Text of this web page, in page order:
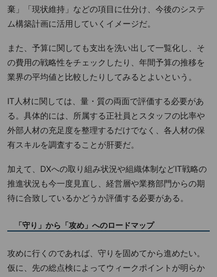
棄」「現状維持」などの項目に仕分け、今後のシステ
ム構築計画に活用していくイメージだ。
また、予算に関しても支出を洗い出して一覧化し、そ
の費用の戦略性をチェックしたり、年間予算の推移を
業界の平均値と比較したりしてみるとよいという。
IT人材に関しては、量・質の両面で評価する必要があ
る。具体的には、所属する正社員とスタッフの比率や
外部人材の充足度を整理するだけでなく、各人材の保
有スキルを調査することが肝要だ。
加えて、DXへの取り組み状況や組織体制などIT戦略の
推進状況も今一度見直し、経営層や業務部門からの期
待に合致しているかどうか評価する必要がある。
「守り」から「攻め」へのロードマップ
攻めに行くのであれば、守りを固めてから進めたい。
仮に、先の総点検によってウィークポイントが明らか